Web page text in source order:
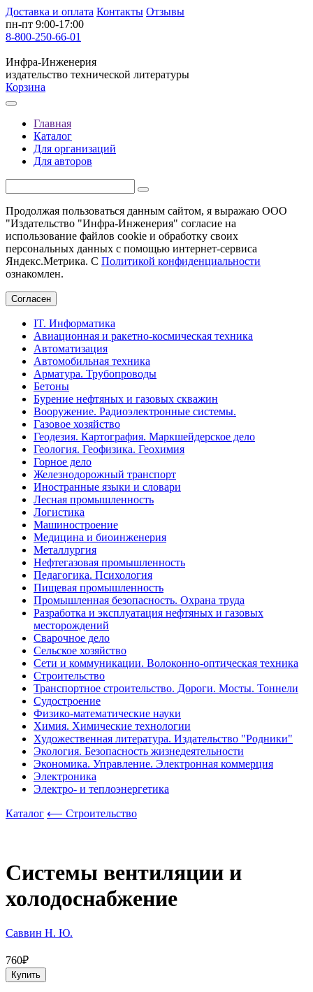
Доставка и оплата Контакты Отзывы
пн-пт 9:00-17:00
8-800-250-66-01
Инфра-Инженерия
издательство технической литературы
Корзина
Главная
Каталог
Для организаций
Для авторов
Продолжая пользоваться данным сайтом, я выражаю ООО
"Издательство "Инфра-Инженерия" согласие на
использование файлов cookie и обработку своих
персональных данных с помощью интернет-сервиса
Яндекс.Метрика. С Политикой конфиденциальности
ознакомлен.
Согласен
IT. Информатика
Авиационная и ракетно-космическая техника
Автоматизация
Автомобильная техника
Арматура. Трубопроводы
Бетоны
Бурение нефтяных и газовых скважин
Вооружение. Радиоэлектронные системы.
Газовое хозяйство
Геодезия. Картография. Маркшейдерское дело
Геология. Геофизика. Геохимия
Горное дело
Железнодорожный транспорт
Иностранные языки и словари
Лесная промышленность
Логистика
Машиностроение
Медицина и биоинженерия
Металлургия
Нефтегазовая промышленность
Педагогика. Психология
Пищевая промышленность
Промышленная безопасность. Охрана труда
Разработка и эксплуатация нефтяных и газовых
месторождений
Сварочное дело
Сельское хозяйство
Сети и коммуникации. Волоконно-оптическая техника
Строительство
Транспортное строительство. Дороги. Мосты. Тоннели
Судостроение
Физико-математические науки
Химия. Химические технологии
Художественная литература. Издательство "Родники"
Экология. Безопасность жизнедеятельности
Экономика. Управление. Электронная коммерция
Электроника
Электро- и теплоэнергетика
Каталог ⟵ Строительство
Системы вентиляции и
холодоснабжение
Саввин Н. Ю.
760₽
Купить